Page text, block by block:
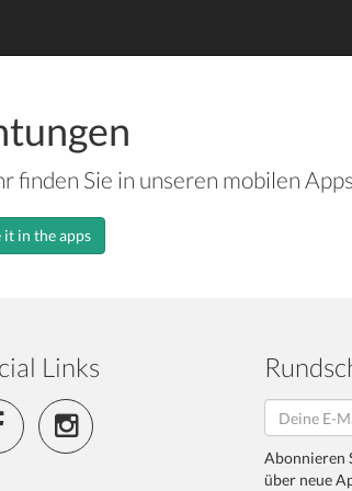
finden Sie in unseren mobilen
it in the apps
Links
Abonnieren
über neue